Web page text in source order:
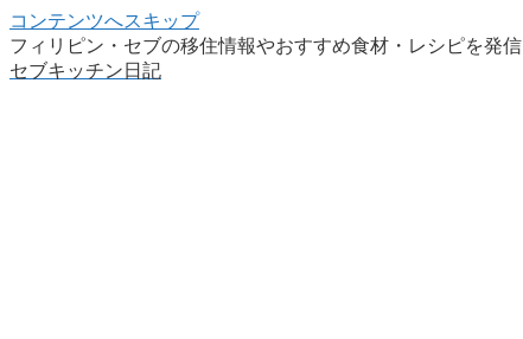
コンテンツへスキップ
フィリピン・セブの移住情報やおすすめ食材・レシピを発信
セブキッチン日記